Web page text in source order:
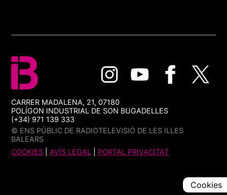
CARRER MADALENA, 21, 07180
POLÍGON INDUSTRIAL DE SON BUGADELLES
(+34) 971 139 333
© ENS PÚBLIC DE RADIOTELEVISIÓ DE LES ILLES
BALEARS
COOKIES |AVÍS LEGAL PORTAL PRIVACITAT
Cookies